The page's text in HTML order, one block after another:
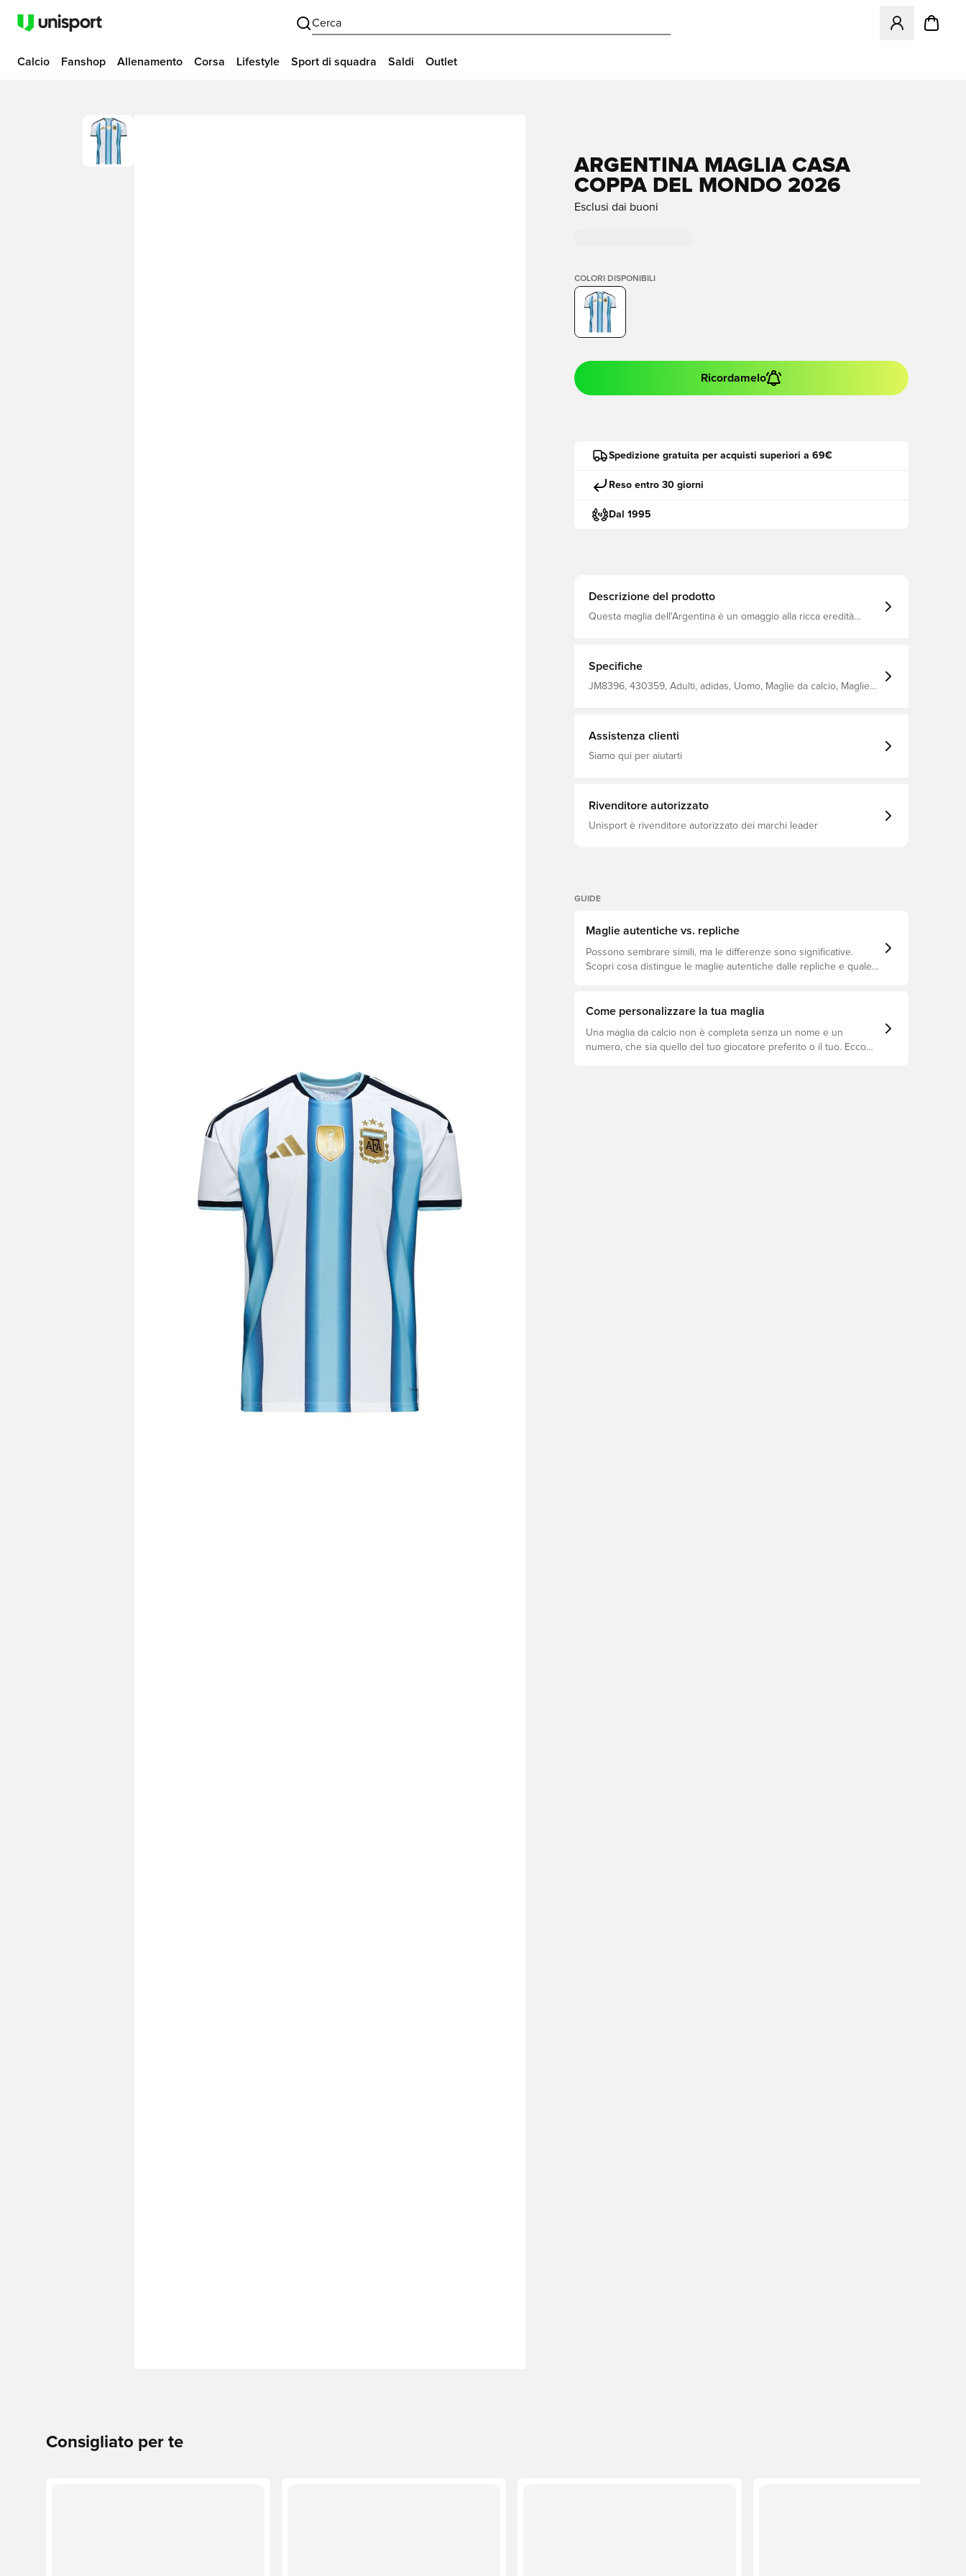
Cerca
Apre una
Calcio Fanshop Allenamento Corsa Lifestyle Sport di squadra Saldi Outlet
ARGENTINA MAGLIA CASA
COPPA DEL MONDO 2026
Esclusi dai buoni
COLORI DISPONIBILI
Ricordamelo
Spedizione gratuita per acquisti superiori a 69€
Reso entro 30 giorni
Dal 1995
Descrizione del prodotto
Questa maglia dell'Argentina è un omaggio alla ricca eredità
campioni ovunque venga indossata. Stesso design usato dai
giocatori Tecnologia CLIMACOOL Vestibilità aderente Realizzato
al 100% in poliestere.
Specifiche
JM8396, 430359, Adulti, adidas, Uomo, Maglie da calcio, Maglie
Assistenza clienti
Siamo qui per aiutarti
Rivenditore autorizzato
Unisport è rivenditore autorizzato dei marchi leader
GUIDE
Maglie autentiche vs. repliche
Possono sembrare simili, ma le differenze sono significative.
Scopri cosa distingue le maglie autentiche dalle repliche e quale
Come personalizzare la tua maglia
Una maglia da calcio non è completa senza un nome e un
numero, che sia quello del tuo giocatore preferito o il tuo. Ecco
Consigliato per te